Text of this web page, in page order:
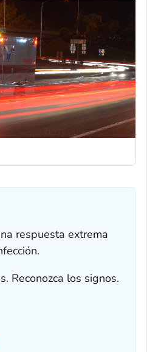
respuesta extrema
Reconozca los signos.